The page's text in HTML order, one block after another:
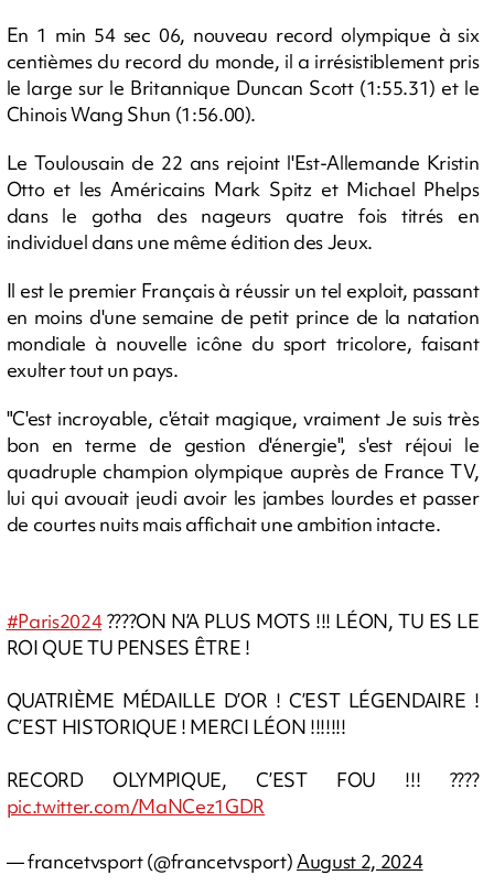
En 1 min 54 sec 06, nouveau record olympique à six
centièmes du record du monde, il a irrésistiblement pris
le large sur le Britannique Duncan Scott (1:55.31) et le
Chinois Wang Shun (1:56.00).
Le Toulousain de 22 ans rejoint l'Est-Allemande Kristin
Otto et les Américains Mark Spitz et Michael Phelps
dans le gotha des nageurs quatre fois titrés en
individuel dans une même édition des Jeux.
Il est le premier Français à réussir un tel exploit, passant
en moins d'une semaine de petit prince de la natation
mondiale à nouvelle icône du sport tricolore, faisant
exulter tout un pays.
"C'est incroyable, c'était magique, vraiment Je suis très
bon en terme de gestion d'énergie", s'est réjoui le
quadruple champion olympique auprès de France TV,
lui qui avouait jeudi avoir les jambes lourdes et passer
de courtes nuits mais affichait une ambition intacte.
#Paris2024????ON N’A PLUS MOTS !!! LÉON, TU ES LE
ROI QUE TU PENSES ÊTRE !
QUATRIÈME MÉDAILLE D’OR ! C’EST LÉGENDAIRE !
C’EST HISTORIQUE ! MERCI LÉON !!!!!!!
RECORD OLYMPIQUE, C’EST FOU !!! ????
pic.twitter.com/MaNCez1GDR
— francetvsport (@francetvsport) August 2, 2024